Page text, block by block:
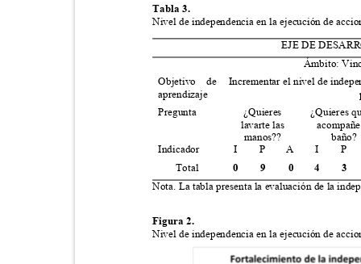
Tabla 3.
Nivel de independencia en la ejecución de
EJE DE
Ámbito:
Objetivo de
Incrementar el nivel de
aprendizaje
Pregunta
¿Quieres
lavarte las
manos??
P
¿Quieres
Indicador
Total
I A I
P
0
9 0 4
3
Nota. La tabla presenta la evaluación de la
Figura 2.
Nivel de independencia en la ejecución de